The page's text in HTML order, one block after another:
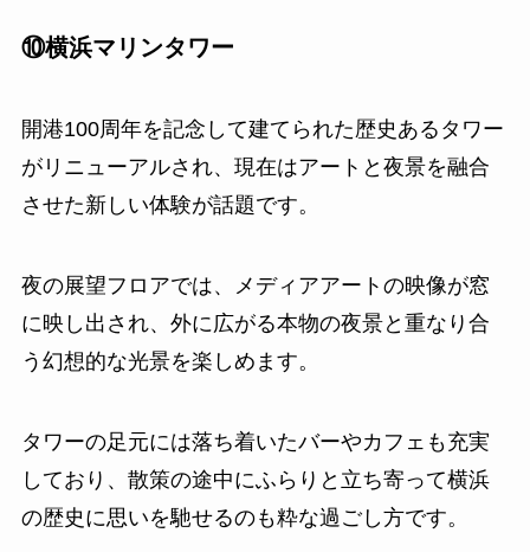
⑩横浜マリンタワー
開港100周年を記念して建てられた歴史あるタワー
がリニューアルされ、現在はアートと夜景を融合
させた新しい体験が話題です。
夜の展望フロアでは、メディアアートの映像が窓
に映し出され、外に広がる本物の夜景と重なり合
う幻想的な光景を楽しめます。
タワーの足元には落ち着いたバーやカフェも充実
しており、散策の途中にふらりと立ち寄って横浜
の歴史に思いを馳せるのも粋な過ごし方です。